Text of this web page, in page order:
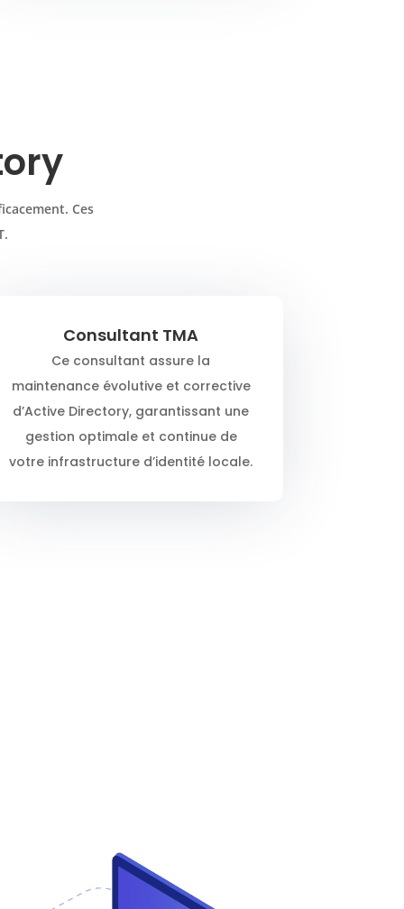
Ces
Consultant TMA
Ce consultant assure la
maintenance évolutive et corrective
d’Active Directory, garantissant une
gestion optimale et continue de
votre infrastructure d’identité locale.